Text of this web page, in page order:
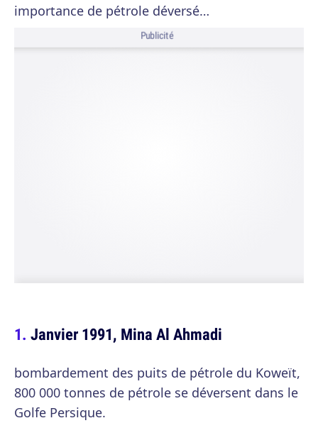
importance de pétrole déversé…
Publicité
Janvier 1991, Mina Al Ahmadi
bombardement des puits de pétrole du Koweït,
800 000 tonnes de pétrole se déversent dans le
Golfe Persique.